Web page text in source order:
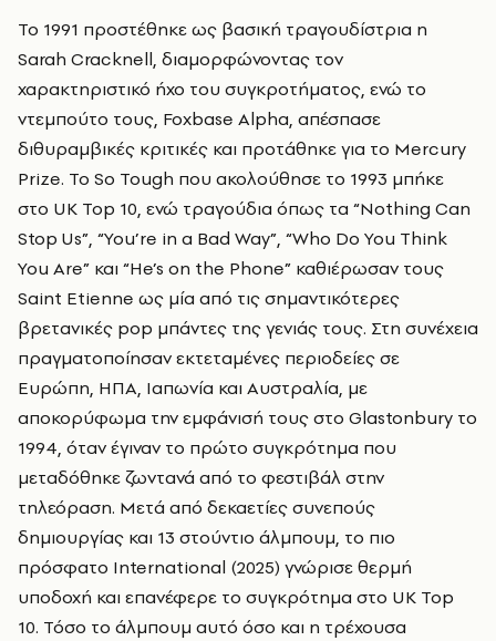
Το 1991 προστέθηκε ως βασική τραγουδίστρια η
Sarah Cracknell, διαμορφώνοντας τον
χαρακτηριστικό ήχο του συγκροτήματος, ενώ το
ντεμπούτο τους, Foxbase Alpha, απέσπασε
διθυραμβικές κριτικές και προτάθηκε για το Mercury
Prize. Το So Tough που ακολούθησε το 1993 μπήκε
στο UK Top 10, ενώ τραγούδια όπως τα “Nothing Can
Stop Us”, “You’re in a Bad Way”, “Who Do You Think
You Are” και “He’s on the Phone” καθιέρωσαν τους
Saint Etienne ως μία από τις σημαντικότερες
βρετανικές pop μπάντες της γενιάς τους. Στη συνέχεια
πραγματοποίησαν εκτεταμένες περιοδείες σε
Ευρώπη, ΗΠΑ, Ιαπωνία και Αυστραλία, με
αποκορύφωμα την εμφάνισή τους στο Glastonbury το
1994, όταν έγιναν το πρώτο συγκρότημα που
μεταδόθηκε ζωντανά από το φεστιβάλ στην
τηλεόραση. Μετά από δεκαετίες συνεπούς
δημιουργίας και 13 στούντιο άλμπουμ, το πιο
πρόσφατο International (2025) γνώρισε θερμή
υποδοχή και επανέφερε το συγκρότημα στο UK Top
10. Τόσο το άλμπουμ αυτό όσο και η τρέχουσα